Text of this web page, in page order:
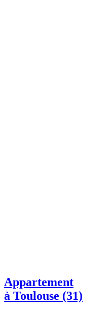
Appartement
à Toulouse (31)